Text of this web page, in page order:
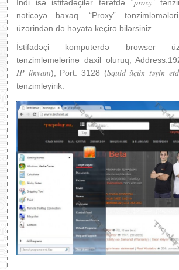
İndi isə istifadəçilər tərəfdə “proxy”
nəticəyə baxaq. “Proxy”
üzərindən də həyata keçirə bilərsiniz.
İstifadəçi komputerdə browser
tənzimləmələrinə daxil oluruq,
IP ünvanı), Port: 3128 (Squid üçün təyin
tənzimləyirik.